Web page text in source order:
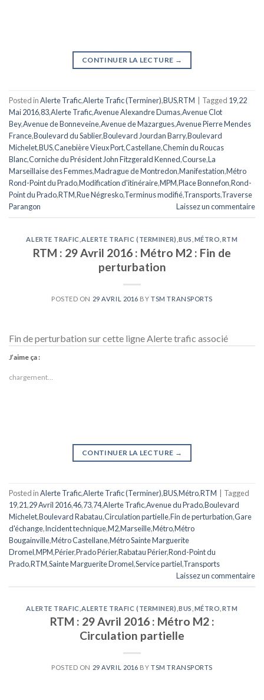
CONTINUER LA LECTURE →
Posted inAlerte Trafic,Alerte Trafic (Terminer),BUS,RTM Tagged 19,22
Mai 2016,83,Alerte Trafic,Avenue Alexandre Dumas,Avenue Clot
Bey,Avenue de Bonneveine,Avenue de Mazargues,Avenue Pierre Mendes
France,Boulevard du Sablier,Boulevard Jourdan Barry,Boulevard
Michelet,BUS,Canebière Vieux Port,Castellane,Chemin du Roucas
Blanc,Corniche du Président John Fitzgerald Kenned,Course,La
Marseillaise des Femmes,Madrague de Montredon,Manifestation,Métro
Rond-Point du Prado,Modification d'itinéraire,MPM,Place Bonnefon,Rond-
Point du Prado,RTM,Rue Négresko,Terminus modifié,Transports,Traverse
Parangon
Laissez un commentaire
ALERTE TRAFIC ,ALERTE TRAFIC (TERMINER) ,BUS MÉTRO RTM
RTM : 29 Avril 2016 : Métro M2 : Fin de
perturbation
POSTED ON 29 AVRIL 2016 BYTSM TRANSPORTS
Fin de perturbation sur cette ligne Alerte trafic associé
J’aime ça :
chargement…
CONTINUER LA LECTURE →
Posted inAlerte Trafic,Alerte Trafic (Terminer),BUS,Métro,RTM
Tagged
19,21,29 Avril 2016,46,73,74,Alerte Trafic,Avenue du Prado,Boulevard
Michelet,Boulevard Rabatau,Circulation partielle,Fin de perturbation,Gare
d'échange,Incident technique,M2,Marseille,Métro,Métro
Bougainville,Métro Castellane,Métro Sainte Marguerite
Dromel,MPM,Périer,Prado Périer,Rabatau Périer,Rond-Point du
Prado,RTM,Sainte Marguerite Dromel,Service partiel,Transports
Laissez un commentaire
ALERTE TRAFIC ALERTE TRAFIC (TERMINER) ,BUS MÉTRO RTM
RTM : 29 Avril 2016 : Métro M2 :
Circulation partielle
POSTED ON 29 AVRIL 2016 BYTSM TRANSPORTS